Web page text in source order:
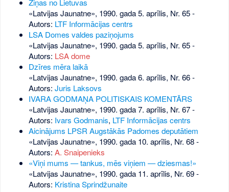
«Latvijas Jaunatne», 1990. gada 5. aprīlis, Nr. 65-
Autors: LTF Informācijas centrs
LSA Domes valdes paziņojums
«Latvijas Jaunatne», 1990. gada 5. aprīlis, Nr. 65-
Autors: LSA dome
Dzīres mēra laikā
«Latvijas Jaunatne», 1990. gada 6. aprīlis, Nr. 66-
Autors: Juris Laksovs
IVARA GODMAŅA POLITISKAIS KOMENTĀRS
«Latvijas Jaunatne», 1990. gada 7. aprīlis, Nr. 67-
Autors: Ivars Godmanis, LTF Informācijas centrs
Aicinājums LPSR Augstākās Padomes deputātiem
«Latvijas Jaunatne», 1990. gada 10. aprīlis, Nr. 68-
Autors: A. Snaipenieks
«Viņi mums — tankus, mēs viņiem — dziesmas!»
«Latvijas Jaunatne», 1990. gada 11. aprīlis, Nr. 69-
Autors: Kristina Sprindžunaite